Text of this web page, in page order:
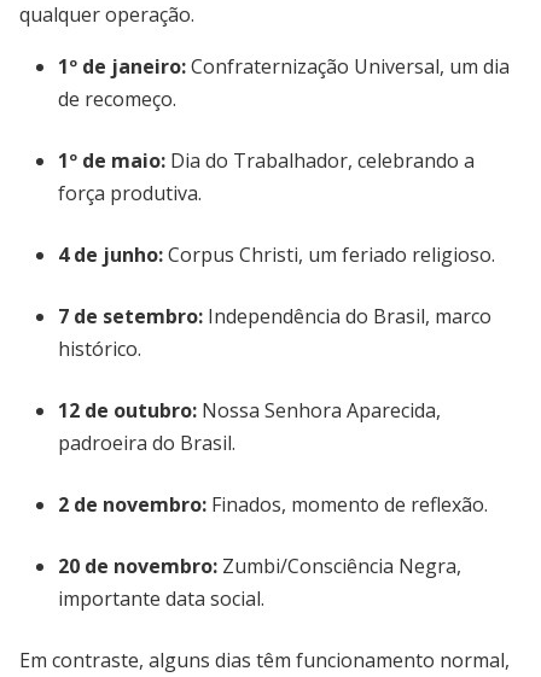
qualquer operação.
1º de janeiro:Confraternização Universal, um dia
de recomeço.
1º de maio: Dia do Trabalhador, celebrando a
força produtiva.
4 de junho:Corpus Christi, um feriado religioso.
7 de setembro: Independência do Brasil, marco
histórico.
12 de outubro: Nossa Senhora Aparecida,
padroeira do Brasil.
2 de novembro: Finados, momento de reflexão.
20 de novembro: Zumbi/Consciência Negra,
importante data social.
Em contraste, alguns dias têm funcionamento normal,